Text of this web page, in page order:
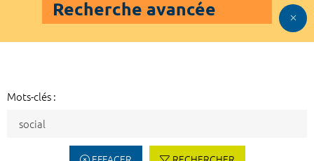
Recherche avancée
Mots-clés :